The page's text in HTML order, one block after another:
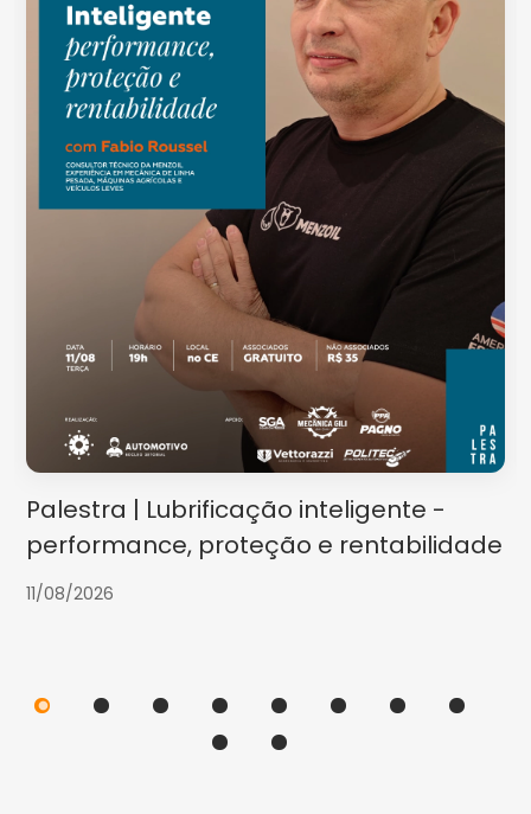
Palestra | Lubrificação inteligente -
performance, proteção e rentabilidade
11/08/2026